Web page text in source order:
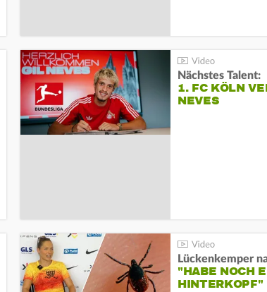
Nächstes Talent:
1. FC KÖLN
NEVES
Lückenkemper
"HABE NOCH
HINTERKOPF"